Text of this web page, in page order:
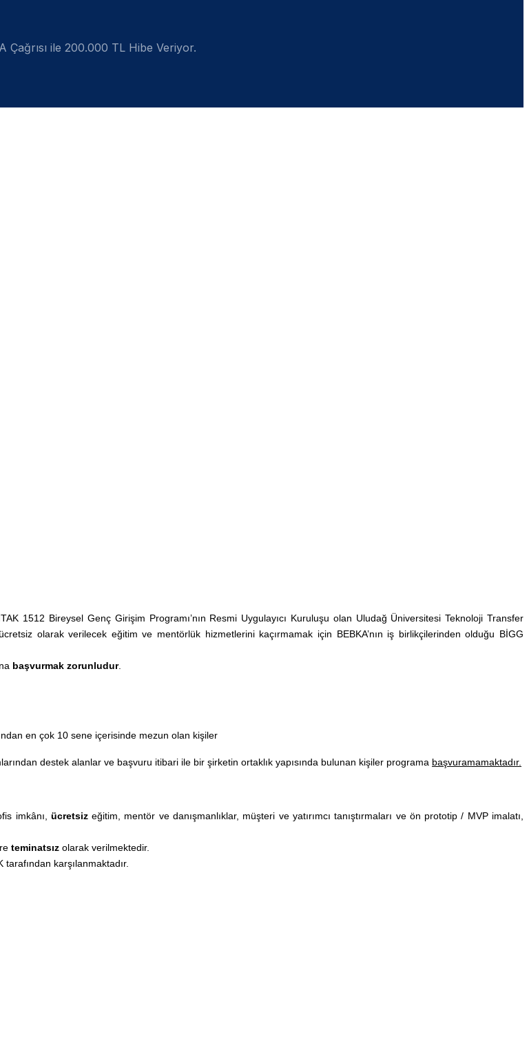
Çağrısı ile 200.000 TL Hibe Veriyor.
1512 Bireysel Genç Girişim Programı’nın Resmi Uygulayıcı Kuruluşu olan Uludağ Üniversitesi Teknoloji Transfer
olarak verilecek eğitim ve mentörlük hizmetlerini kaçırmamak için BEBKA’nın iş birlikçilerinden olduğu BİGG
başvurmak zorunludur.
en çok 10 sene içerisinde mezun olan kişiler
destek alanlar ve başvuru itibari ile bir şirketin ortaklık yapısında bulunan kişiler programa başvuramamaktadır.
imkânı, ücretsizeğitim, mentör ve danışmanlıklar, müşteri ve yatırımcı tanıştırmaları ve ön prototip / MVP imalatı,
teminatsız olarak verilmektedir.
karşılanmaktadır.